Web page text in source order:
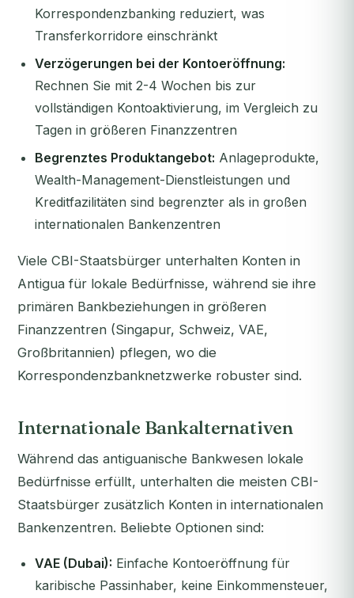
Korrespondenzbanking reduziert, was
Transferkorridore einschränkt
Verzögerungen bei der Kontoeröffnung:
Rechnen Sie mit 2-4 Wochen bis zur
vollständigen Kontoaktivierung, im Vergleich zu
Tagen in größeren Finanzzentren
Begrenztes Produktangebot: Anlageprodukte,
Wealth-Management-Dienstleistungen und
Kreditfazilitäten sind begrenzter als in großen
internationalen Bankenzentren
Viele CBI-Staatsbürger unterhalten Konten in
Antigua für lokale Bedürfnisse, während sie ihre
primären Bankbeziehungen in größeren
Finanzzentren (Singapur, Schweiz, VAE,
Großbritannien) pflegen, wo die
Korrespondenzbanknetzwerke robuster sind.
Internationale Bankalternativen
Während das antiguanische Bankwesen lokale
Bedürfnisse erfüllt, unterhalten die meisten CBI-
Staatsbürger zusätzlich Konten in internationalen
Bankenzentren. Beliebte Optionen sind:
VAE (Dubai): Einfache Kontoeröffnung für
karibische Passinhaber, keine Einkommensteuer,